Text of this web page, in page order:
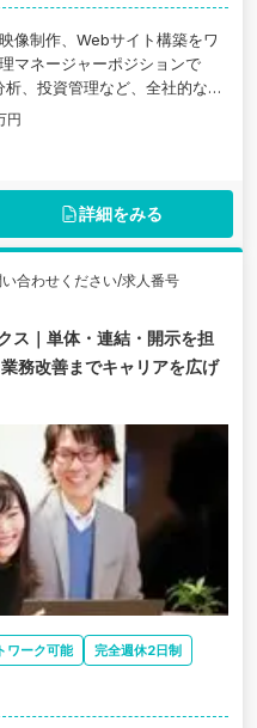
像制作、Webサイト構築をワ
マネージャーポジションで
、投資管理など、全社的な経
いただきます。
円
詳細をみる
合わせください/求人番号
ス｜単体・連結・開示を担
務改善までキャリアを広げ
ワーク可能
完全週休2日制